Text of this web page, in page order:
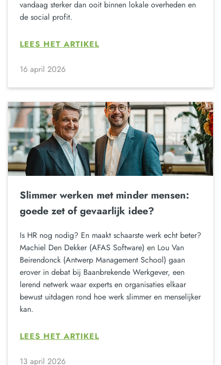
vandaag sterker dan ooit binnen lokale overheden en
de social profit.
LEES HET ARTIKEL
16 april 2026
Slimmer werken met minder mensen:
goede zet of gevaarlijk idee?
Is HR nog nodig? En maakt schaarste werk echt beter?
Machiel Den Dekker (AFAS Software) en Lou Van
Beirendonck (Antwerp Management School) gaan
erover in debat bij Baanbrekende Werkgever, een
lerend netwerk waar experts en organisaties elkaar
bewust uitdagen rond hoe werk slimmer en menselijker
kan.
LEES HET ARTIKEL
13 april 2026